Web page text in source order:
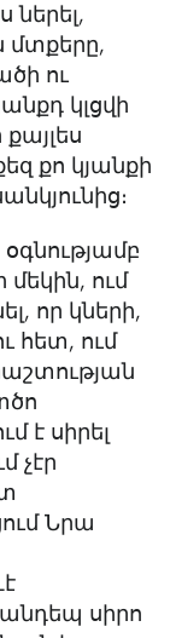
ներել,
մտքերը,
ու
կլցվի
քո կյանքի
ում
որ կների,
հետ, ում
է սիրել
չէր
Նրա
սիրո